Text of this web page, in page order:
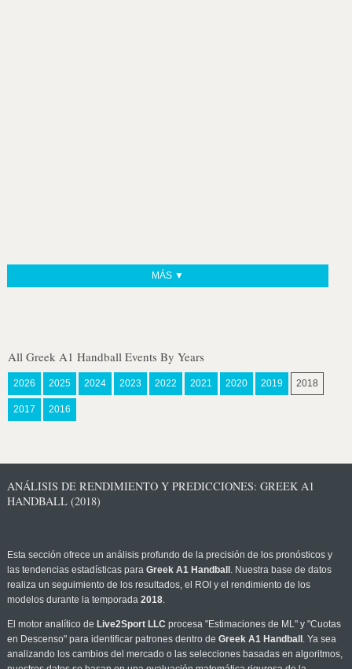
MÁS ▼
All Greek A1 Handball Events By Years
2026 2025 2024 2023 2022 2021 2020 2019 2018
2017 2016
ANÁLISIS DE RENDIMIENTO Y PREDICCIONES: GREEK A1
HANDBALL (2018)
Esta sección ofrece un análisis profundo de la precisión de los pronósticos y
las tendencias estadísticas para Greek A1 Handball . Nuestra base de datos
realiza un seguimiento de los resultados, el ROI y el rendimiento de los
modelos durante la temporada 2018.
El motor analítico de Live2Sport LLC procesa "Estimaciones de ML" y "Cuotas
en Descenso" para identificar patrones dentro de Greek A1 Handball . Ya sea
analizando los cambios del mercado o las selecciones basadas en algoritmos,